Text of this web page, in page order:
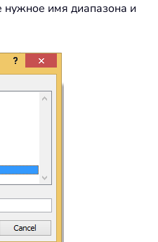
нужное имя диапазона и